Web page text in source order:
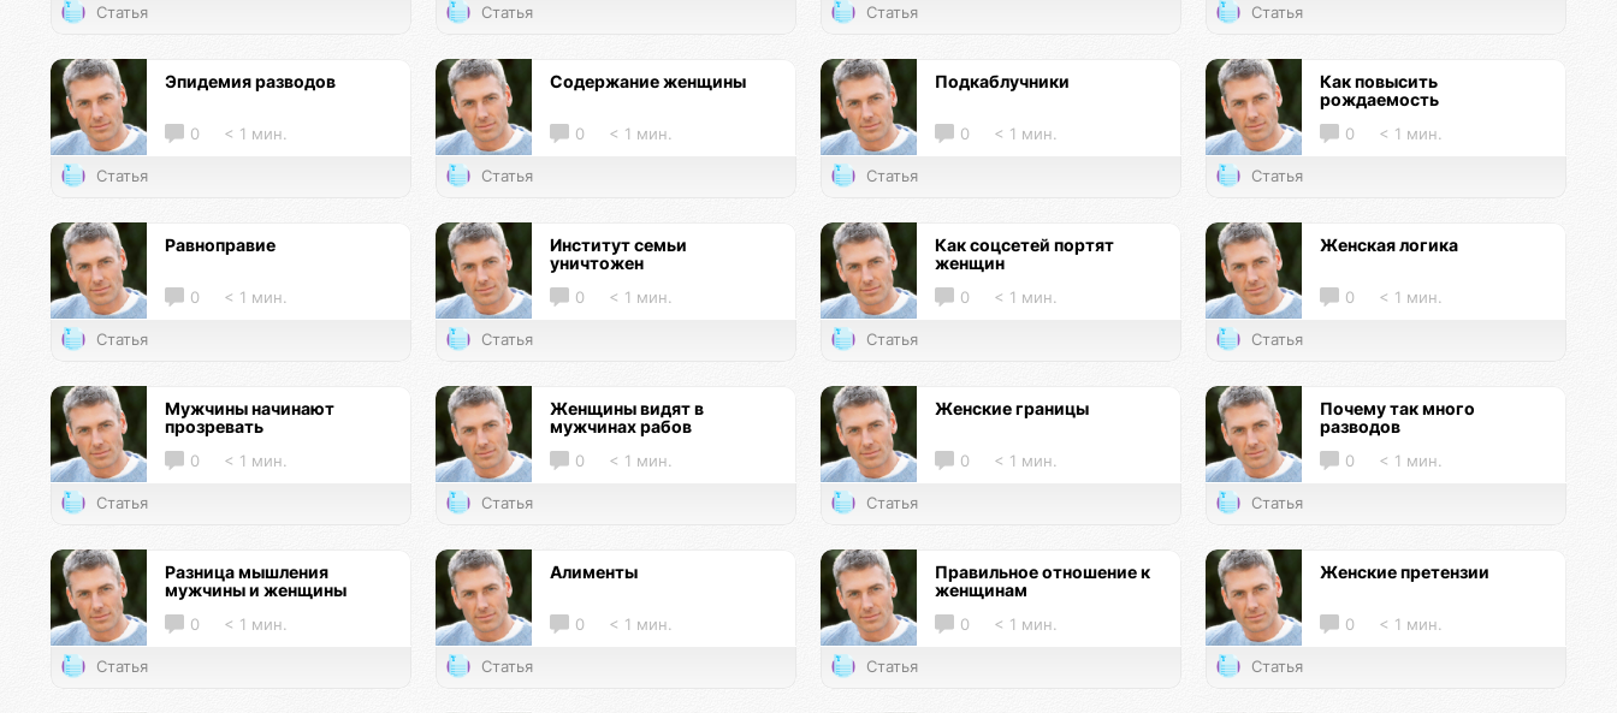
Статья Статья Статья Статья
Эпидемия разводов
0 < 1 мин.
Статья
Содержание женщины
0 < 1 мин.
Статья
Подкаблучники
0 < 1 мин.
Статья
Как повысить
рождаемость
0 < 1 мин.
Статья
Равноправие
0 < 1 мин.
Статья
Институт семьи
уничтожен
0 < 1 мин.
Статья
Как соцсетей портят
женщин
0 < 1 мин.
Статья
Женская логика
0 < 1 мин.
Статья
Мужчины начинают
прозревать
0 < 1 мин.
Статья
Женщины видят в
мужчинах рабов
0 < 1 мин.
Статья
Женские границы
0 < 1 мин.
Статья
Почему так много
разводов
0 < 1 мин.
Статья
Разница мышления
мужчины и женщины
0 < 1 мин.
Статья
Алименты
0 < 1 мин.
Статья
Правильное отношение к
женщинам
0 < 1 мин.
Статья
Женские претензии
0 < 1 мин.
Статья